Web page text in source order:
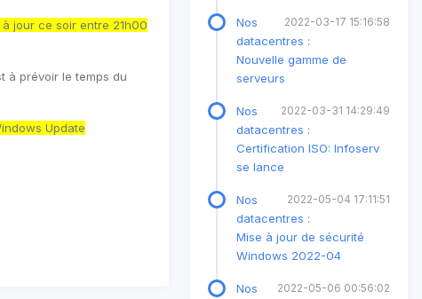
jour ce soir entre 21h00
à prévoir le temps du
Update
2022-03-17 15:16:58
Nos
datacentres :
Nouvelle gamme de
serveurs
2022-03-31 14:29:49
Nos
datacentres :
Certification ISO: Infoserv
se lance
2022-05-04 17:11:51
Nos
datacentres :
Mise à jour de sécurité
Windows 2022-04
2022-05-06 00:56:02
Nos